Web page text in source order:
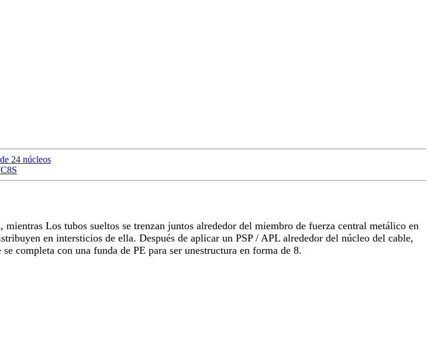
24 núcleos
Los tubos sueltos se trenzan juntos alrededor del miembro de fuerza central metálico en
en intersticios de ella. Después de aplicar un PSP / APL alrededor del núcleo del cable,
completa con una funda de PE para ser unestructura en forma de 8.